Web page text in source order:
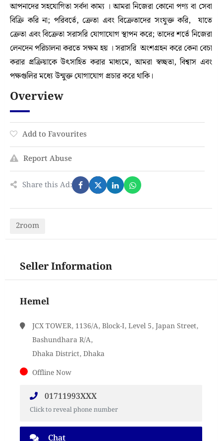
আপনাদের সহযোগিতা সর্বদা কাম্য । আমরা নিজেরা কোনো পণ্য বা সেবা
বিক্রি করি না; পরিবর্তে, ক্রেতা এবং বিক্রেতাদের সংযুক্ত করি, যাতে
ক্রেতা এবং বিক্রেতা সরাসরি যোগাযোগ স্থাপন করে; তাদের শর্তে নিজেরা
লেনদেন পরিচালনা করতে সক্ষম হয় । সরাসরি অংশগ্রহন করে কেনা বেচা
করার প্রক্রিয়াকে উৎসাহিত করার মাধ্যমে, আমরা স্বচ্ছতা, বিশ্বাস এবং
পক্ষগুলির মধ্যে উন্মুক্ত যোগাযোগ প্রচার করে থাকি।
Overview
Add to Favourites
Report Abuse
Share this Ad:
2room
Seller Information
Hemel
JCX TOWER, 1136/A, Block-I, Level 5, Japan Street,
Bashundhara R/A,
Dhaka District, Dhaka
Offline Now
01711993XXX
Click to reveal phone number
Chat